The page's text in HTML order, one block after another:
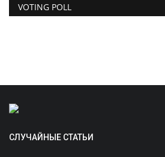
VOTING POLL
СЛУЧАЙНЫЕ СТАТЬИ